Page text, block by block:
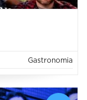
Gastronomia